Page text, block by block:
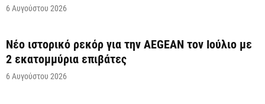
6 Αυγούστου 2026
Νέο ιστορικό ρεκόρ για την AEGEAN τον Ιούλιο με
2 εκατομμύρια επιβάτες
6 Αυγούστου 2026